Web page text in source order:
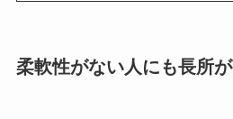
柔軟性がない人にも長所